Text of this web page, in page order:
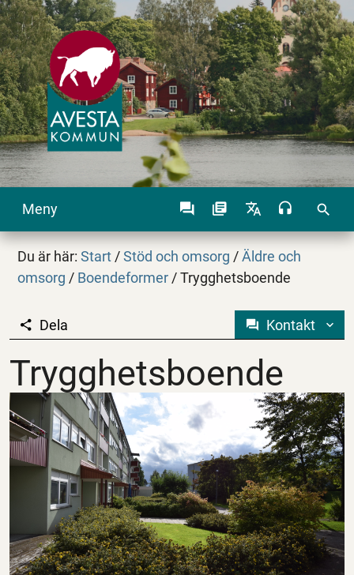
Meny search
Du är här:Start / Stöd och omsorg / Äldre och
omsorg / Boendeformer /Trygghetsboende
Trygghetsboende
Dela Kontakt
Trygghetsboende